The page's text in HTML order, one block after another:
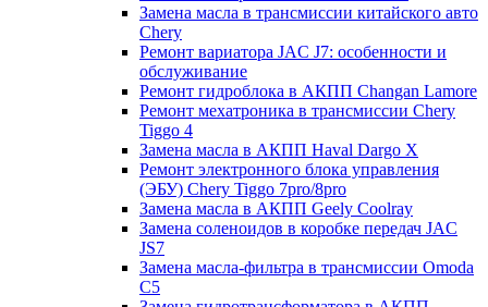
Замена масла в трансмиссии китайского авто
Chery
Ремонт вариатора JAC J7: особенности и
обслуживание
Ремонт гидроблока в АКПП Changan Lamore
Ремонт мехатроника в трансмиссии Chery
Tiggo 4
Замена масла в АКПП Haval Dargo X
Ремонт электронного блока управления
(ЭБУ) Chery Tiggo 7pro/8pro
Замена масла в АКПП Geely Coolray
Замена соленоидов в коробке передач JAC
JS7
Замена масла-фильтра в трансмиссии Omoda
C5